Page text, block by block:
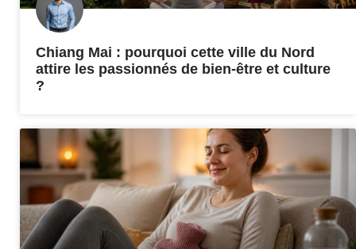
Chiang Mai : pourquoi cette ville du Nord
attire les passionnés de bien-être et culture
?